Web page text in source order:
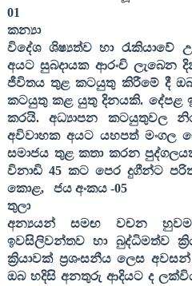
01
කන්‍යා
විදේශ ශිෂ්‍යත්ව හා
අයට සුබදායක ආරංචි ලැබෙන
ජීවිතය තුළ කටයුතු කිරීමේ දී ඔබ
කටයුතු කළ යුතු දිනයකි. දේපළ
කරයි. අධ්‍යාපන කටයුතුවල
අවිවාහක අයට යහපත් මංගල
සමාජය තුළ කතා කරන
විනාඩි 45කට පෙර දුගීන්ට
කොළ, ජය අංකය -05
තුලා
අන්‍යයන් සමඟ වචන
ඉවසිලිවන්තව හා බුද්ධිමත්ව
ක්‍රියාවක් ප්‍රශංසනීය ලෙස
ඔබ හදිසි අනතුරු ආදියට ද